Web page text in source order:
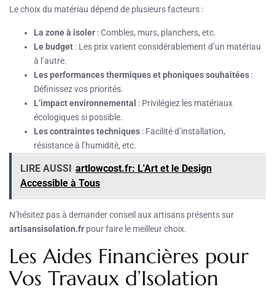
Le choix du matériau dépend de plusieurs facteurs :
La zone à isoler : Combles, murs, planchers, etc.
Le budget : Les prix varient considérablement d’un matériau
à l’autre.
Les performances thermiques et phoniques souhaitées :
Définissez vos priorités.
L’impact environnemental : Privilégiez les matériaux
écologiques si possible.
Les contraintes techniques : Facilité d’installation,
résistance à l’humidité, etc.
LIRE AUSSI artlowcost.fr: L'Art et le Design
Accessible à Tous
N’hésitez pas à demander conseil aux artisans présents sur
artisansisolation.fr pour faire le meilleur choix.
Les Aides Financières pour
Vos Travaux d’Isolation